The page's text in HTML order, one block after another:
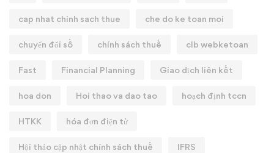
cap nhat chinh sach thue che do ke toan moi
chuyển đổi số chính sách thuế clb webketoan
Fast Financial Planning Giao dịch liên kết
hoa don Hoi thao va dao tao hoạch định tccn
HTKK hóa đơn điện tử
Hội thảo cập nhật chính sách thuế IFRS